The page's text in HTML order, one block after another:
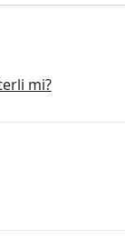
mi?